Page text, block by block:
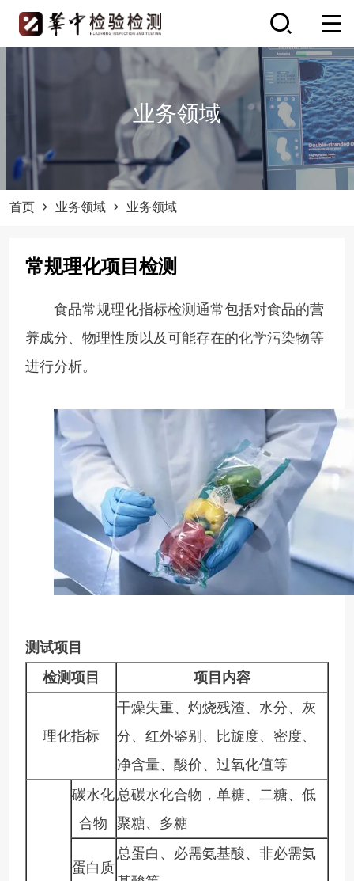
业务领域
首页 业务领域 业务领域
常规理化项目检测
食品常规理化指标检测通常包括对食品的营
养成分、物理性质以及可能存在的化学污染物等
进行分析。
测试项目
检测项目
项目内容
理化指标
干燥失重、灼烧残渣、水分、灰
分、红外鉴别、比旋度、密度、
净含量、酸价、过氧化值等
碳水化
合物
总碳水化合物，单糖、二糖、低
聚糖、多糖
蛋白质
总蛋白、必需氨基酸、非必需氨